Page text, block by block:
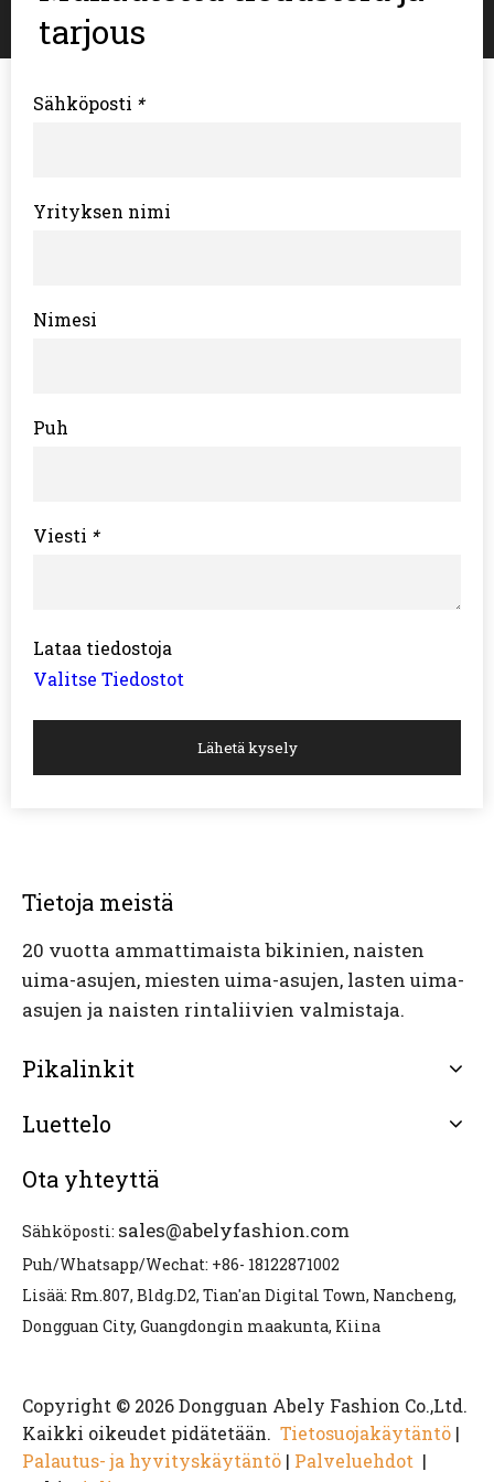
tarjous
*
Sähköposti
Yrityksen nimi
Nimesi
Puh
*
Viesti
Lataa tiedostoja
Valitse Tiedostot
Lähetä kysely
Tietoja meistä
20 vuotta ammattimaista bikinien, naisten
uima-asujen, miesten uima-asujen, lasten uima-
asujen ja naisten rintaliivien valmistaja.
Pikalinkit
Luettelo
Ota yhteyttä
Sähköposti: sales@abelyfashion.com
Puh/Whatsapp/Wechat: +86- 18122871002
Lisää: Rm.807, Bldg.D2, Tian'an Digital Town, Nancheng,
Dongguan City, Guangdongin maakunta, Kiina
Copyright © 2026 Dongguan Abely Fashion Co.,Ltd.
Kaikki oikeudet pidätetään. Tietosuojakäytäntö |
Palautus- ja hyvityskäytäntö | Palveluehdot |